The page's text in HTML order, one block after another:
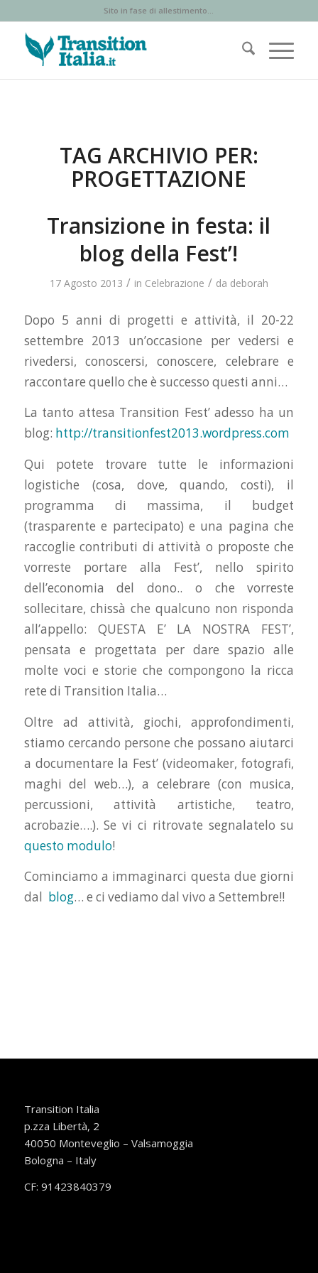
Sito in fase di allestimento...
TAG ARCHIVIO PER:
PROGETTAZIONE
Transizione in festa: il
blog della Fest’!
17 Agosto 2013 / in Celebrazione / da deborah
Dopo 5 anni di progetti e attività, il 20-22
settembre 2013 un’occasione per vedersi e
rivedersi, conoscersi, conoscere, celebrare e
raccontare quello che è successo questi anni…
La tanto attesa Transition Fest’ adesso ha un
blog: http://transitionfest2013.wordpress.com
Qui potete trovare tutte le informazioni
logistiche (cosa, dove, quando, costi), il
programma di massima, il budget
(trasparente e partecipato) e una pagina che
raccoglie contributi di attività o proposte che
vorreste portare alla Fest’, nello spirito
dell’economia del dono.. o che vorreste
sollecitare, chissà che qualcuno non risponda
all’appello: QUESTA E’ LA NOSTRA FEST’,
pensata e progettata per dare spazio alle
molte voci e storie che compongono la ricca
rete di Transition Italia…
Oltre ad attività, giochi, approfondimenti,
stiamo cercando persone che possano aiutarci
a documentare la Fest’ (videomaker, fotografi,
maghi del web…), a celebrare (con musica,
percussioni, attività artistiche, teatro,
acrobazie….). Se vi ci ritrovate segnalatelo su
questo modulo!
Cominciamo a immaginarci questa due giorni
dal blog… e ci vediamo dal vivo a Settembre!!
Transition Italia
p.zza Libertà, 2
40050 Monteveglio – Valsamoggia
Bologna – Italy
CF: 91423840379